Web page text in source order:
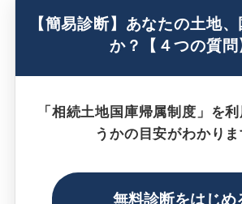
【簡易診断】あなたの土地
か？【４つの質問
「相続土地国庫帰属制度」を
うかの目安がわかりま
無料診断をはじめ